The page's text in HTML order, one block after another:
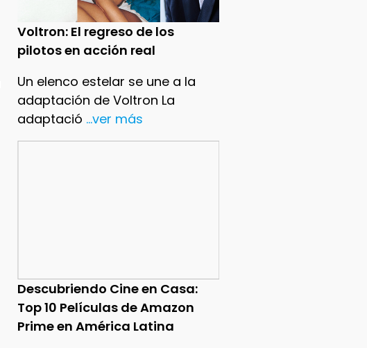
Voltron: El regreso de los
pilotos en acción real
Un elenco estelar se une a la
adaptación de Voltron La
adaptació ...ver más
Descubriendo Cine en Casa:
Top 10 Películas de Amazon
Prime en América Latina